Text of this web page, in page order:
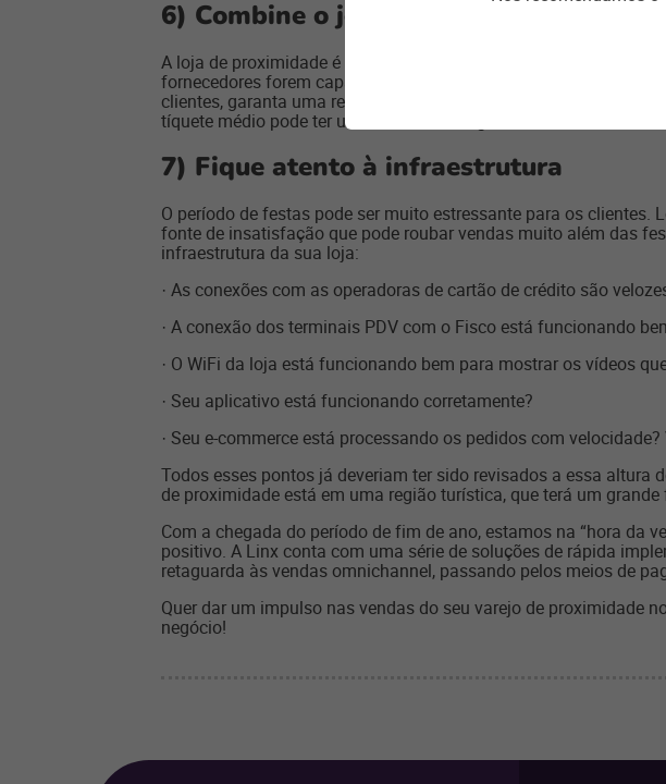
6) Combine o jogo com os parceiros
A loja de proximidade é a face visível de uma longa cadeia de
fornecedores forem capazes de entregá-los. Por isso, estruture
clientes, garanta uma reposição rápida dos estoques e busque
tíquete médio pode ter um crescimento significativo.
7) Fique atento à infraestrutura
O período de festas pode ser muito estressante para os
fonte de insatisfação que pode roubar vendas muito além das
infraestrutura da sua loja:
· As conexões com as operadoras de cartão de crédito são
· A conexão dos terminais PDV com o Fisco está funcionando
· O WiFi da loja está funcionando bem para mostrar os vídeos
· Seu aplicativo está funcionando corretamente?
· Seu e-commerce está processando os pedidos com
Todos esses pontos já deveriam ter sido revisados a essa
de proximidade está em uma região turística, que terá um
Com a chegada do período de fim de ano, estamos na “hora da
positivo. A Linx conta com uma série de soluções de rápida
retaguarda às vendas omnichannel, passando pelos meios de
Quer dar um impulso nas vendas do seu varejo de proximidade
negócio!